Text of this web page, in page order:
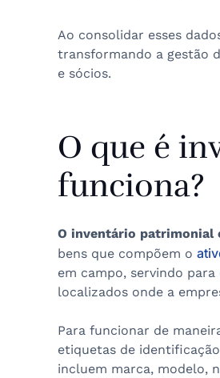
Ao consolidar esses
transformando a gestão
e sócios.
O que é
funciona?
O inventário patrimonial
bens que compõem o
em campo, servindo
localizados onde a
Para funcionar de
etiquetas de
incluem marca, modelo,